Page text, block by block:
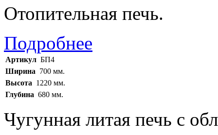
Отопительная печь.
Подробнее
Артикул БП4
Ширина 700 мм.
Высота 1220 мм.
Глубина 680 мм.
Чугунная литая печь с